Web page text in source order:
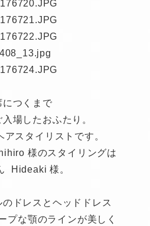
につくまで
場したおふたり。
スタイリストです。
様のスタイリングは
Hideaki 様。
のドレスとヘッドドレス
プな顎のラインが美しく